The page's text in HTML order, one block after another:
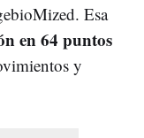
Esa
en 64 puntos
y